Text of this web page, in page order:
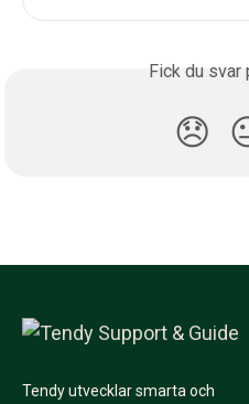
Fick du svar
😞
Tendy utvecklar smarta och